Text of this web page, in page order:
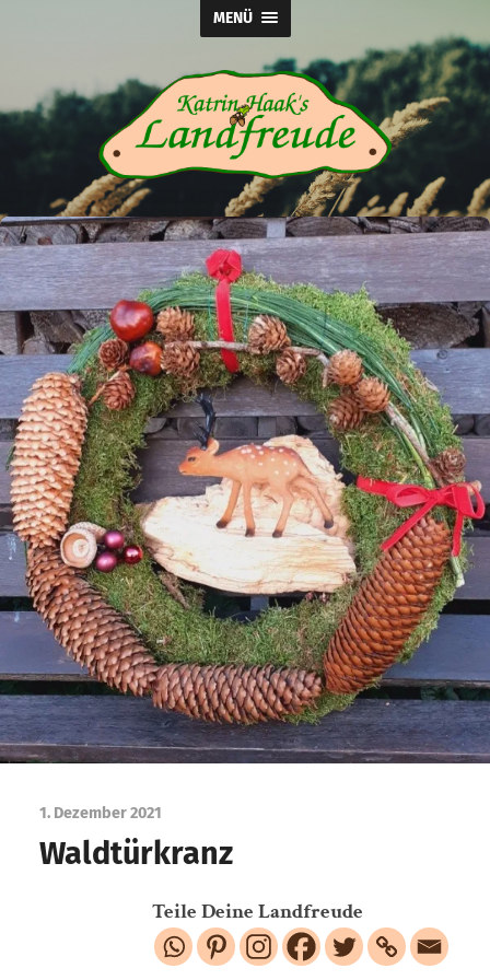
MENÜ
Katrin
Haak's
Landfreude
1. Dezember 2021
Waldtürkranz
Teile Deine Landfreude